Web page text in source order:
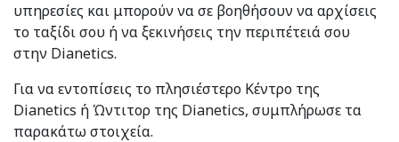
υπηρεσίες και μπορούν να σε βοηθήσουν να αρχίσεις
το ταξίδι σου ή να ξεκινήσεις την περιπέτειά σου
στην Dianetics.
Για να εντοπίσεις το πλησιέστερο Κέντρο της
Dianetics ή Ώντιτορ της Dianetics, συμπλήρωσε τα
παρακάτω στοιχεία.